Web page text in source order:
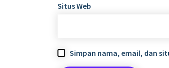
Situs Web
Simpan nama, email, dan